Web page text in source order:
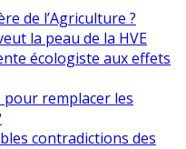
de l’Agriculture ?
la peau de la HVE
écologiste aux effets
remplacer les
contradictions des